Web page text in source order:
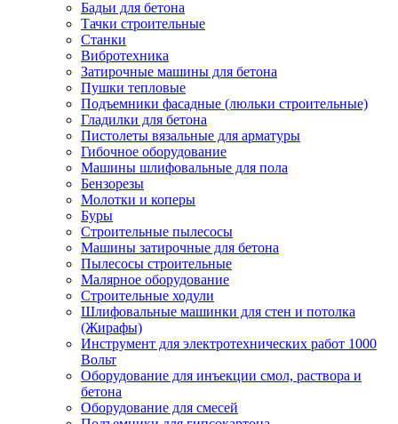
Бадьи для бетона
Тачки строительные
Станки
Вибротехника
Затирочные машины для бетона
Пушки тепловые
Подъемники фасадные (люльки строительные)
Гладилки для бетона
Пистолеты вязальные для арматуры
Гибочное оборудование
Машины шлифовальные для пола
Бензорезы
Молотки и коперы
Буры
Строительные пылесосы
Машины затирочные для бетона
Пылесосы строительные
Малярное оборудование
Строительные ходули
Шлифовальные машинки для стен и потолка
(Жирафы)
Инструмент для электротехнических работ 1000
Вольт
Оборудование для инъекции смол, раствора и
бетона
Оборудование для смесей